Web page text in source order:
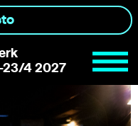
4 2027